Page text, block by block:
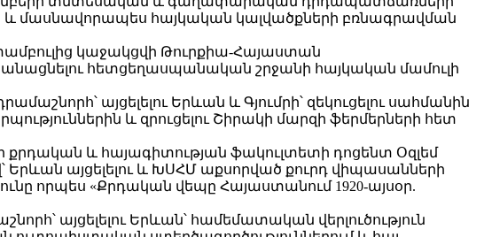
և մասնավորապես հայկական կալվածքների բռնագրավման
կաջակցվի Թուրքիա-Հայաստան
հետցեղասպանական շրջանի հայկական մամուլի
այցելելու Երևան և Գյումրի՝ զեկուցելու սահմանին
և զրուցելու Շիրակի մարզի ֆերմերների հետ
և հայագիտության ֆակուլտետի դոցենտ Օզլեմ
այցելելու և ԽՍՀՄ աքսորված քուրդ վիպասանների
որպես «Քրդական վեպը Հայաստանում 1920-այսօր.
այցելելու Երևան՝ համեմատական ​​վերլուծություն